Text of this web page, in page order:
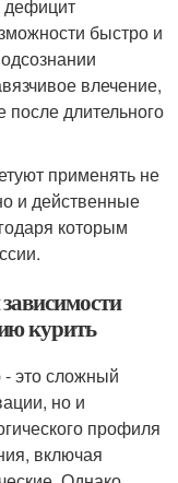
дефицит
быстро и
влечение,
после длительного
применять не
и действенные
которым
курить
- это сложный
но и
профиля
включая